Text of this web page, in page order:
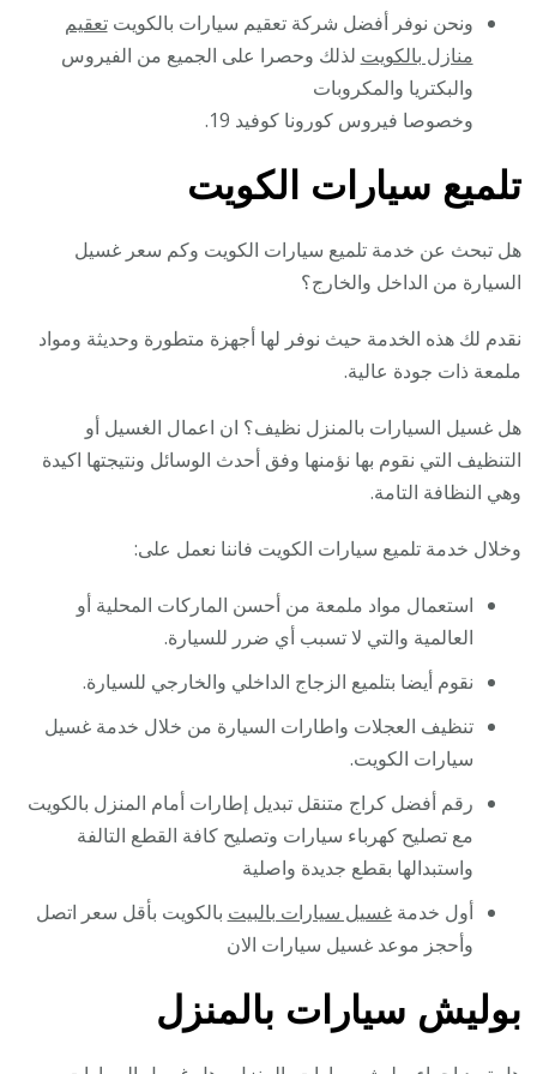
ونحن نوفر أفضل شركة تعقيم سيارات بالكويتتعقيم
منازل بالكويت لذلك وحصرا على الجميع من الفيروس
والبكتريا والمكروبات
وخصوصا فيروس كورونا كوفيد 19.
تلميع سيارات الكويت
هل تبحث عن خدمة تلميع سيارات الكويت وكم سعر غسيل
السيارة من الداخل والخارج؟
نقدم لك هذه الخدمة حيث نوفر لها أجهزة متطورة وحديثة ومواد
ملمعة ذات جودة عالية.
هل غسيل السيارات بالمنزل نظيف؟ ان اعمال الغسيل أو
التنظيف التي نقوم بها نؤمنها وفق أحدث الوسائل ونتيجتها اكيدة
وهي النظافة التامة.
وخلال خدمة تلميع سيارات الكويت فاننا نعمل على:
استعمال مواد ملمعة من أحسن الماركات المحلية أو
العالمية والتي لا تسبب أي ضرر للسيارة.
نقوم أيضا بتلميع الزجاج الداخلي والخارجي للسيارة.
تنظيف العجلات واطارات السيارة من خلال خدمة غسيل
سيارات الكويت.
رقم أفضل كراج متنقل تبديل إطارات أمام المنزل بالكويت
مع تصليح كهرباء سيارات وتصليح كافة القطع التالفة
واستبدالها بقطع جديدة واصلية
أول خدمةغسيل سيارات بالبيت بالكويت بأقل سعر اتصل
وأحجز موعد غسيل سيارات الان
بوليش سيارات بالمنزل